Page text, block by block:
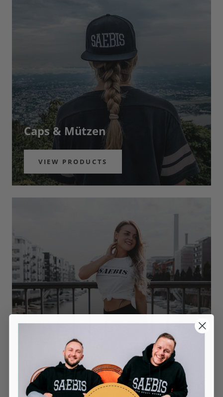
Caps & Mützen
VIEW PRODUCTS
Leggings & Jogger